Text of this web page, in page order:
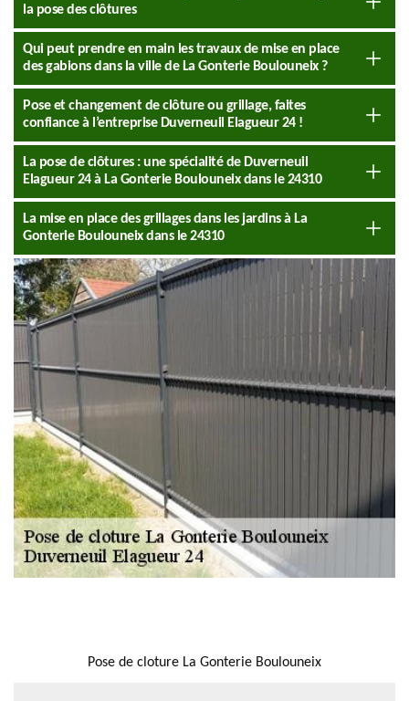
la pose des clôtures
Qui peut prendre en main les travaux de mise en place
des gabions dans la ville de La Gonterie Boulouneix ?
Pose et changement de clôture ou grillage, faites
confiance à l’entreprise Duverneuil Elagueur 24 !
La pose de clôtures : une spécialité de Duverneuil
Elagueur 24 à La Gonterie Boulouneix dans le 24310
La mise en place des grillages dans les jardins à La
Gonterie Boulouneix dans le 24310
Pose de cloture La Gonterie Boulouneix